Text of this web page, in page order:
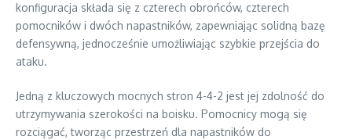
konfiguracja składa się z czterech obrońców, czterech
pomocników i dwóch napastników, zapewniając solidną bazę
defensywną, jednocześnie umożliwiając szybkie przejścia do
ataku.
Jedną z kluczowych mocnych stron 4-4-2 jest jej zdolność do
utrzymywania szerokości na boisku. Pomocnicy mogą się
rozciągać, tworząc przestrzeń dla napastników do